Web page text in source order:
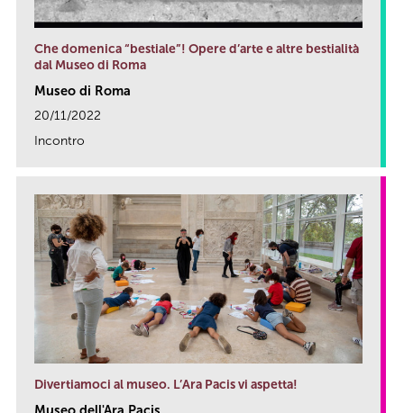
Che domenica “bestiale”! Opere d’arte e altre bestialità
dal Museo di Roma
Museo di Roma
20/11/2022
Incontro
Divertiamoci al museo. L’Ara Pacis vi aspetta!